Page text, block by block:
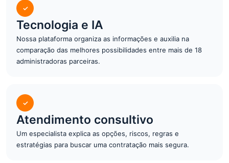
✓
Tecnologia e IA
Nossa plataforma organiza as informações e auxilia na
comparação das melhores possibilidades entre mais de 18
administradoras parceiras.
✓
Atendimento consultivo
Um especialista explica as opções, riscos, regras e
estratégias para buscar uma contratação mais segura.